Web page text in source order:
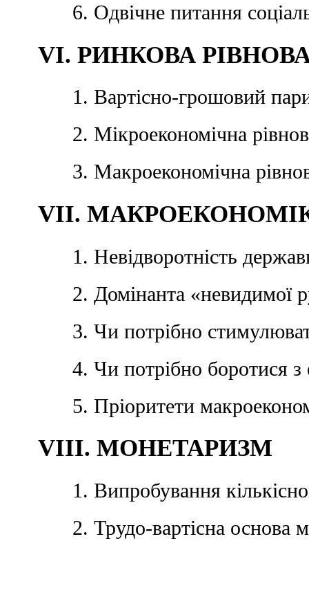
6. Одвічне питання
VI. РИНКОВА
1. Вартісно-грошовий
2. Мікроекономічна
3. Макроекономічна
VII.
1. Невідворотність
2. Домінанта «невидимої
3. Чи потрібно
4. Чи потрібно боротися
5. Пріоритети
VIII. МОНЕТАРИЗМ
1. Випробування
2. Трудо-вартісна основа